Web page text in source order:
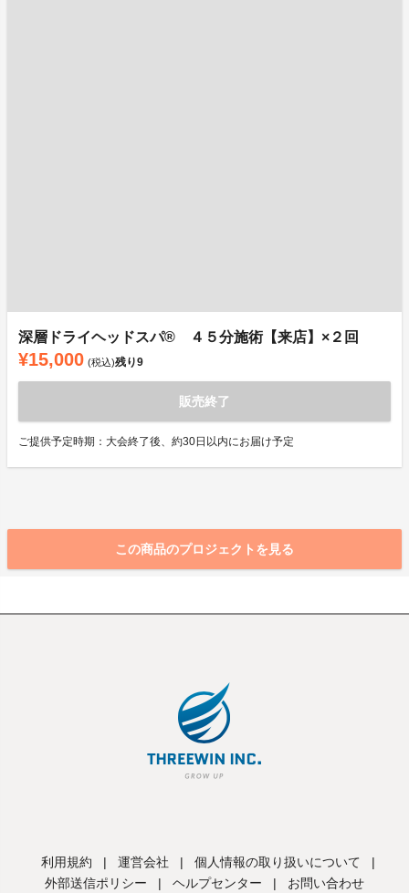
深層ドライヘッドスパ®︎ ４５分施術【来店】×２回
¥15,000 (税込)残り9
販売終了
ご提供予定時期：大会終了後、約30日以内にお届け予定
この商品のプロジェクトを見る
利用規約 | 運営会社 | 個人情報の取り扱いについて
|
外部送信ポリシー
| ヘルプセンター | お問い合わせ